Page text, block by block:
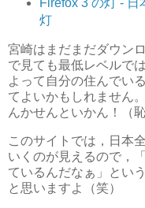
Firefox 3 の灯 - 日
灯
宮崎はまだまだダウン
で見ても最低レベルで
よって自分の住んでい
てよいかもしれません
んかせんといかん！（恥
このサイトでは，日本
いくのが見えるので，
ているんだなぁ」とい
と思いますよ（笑）